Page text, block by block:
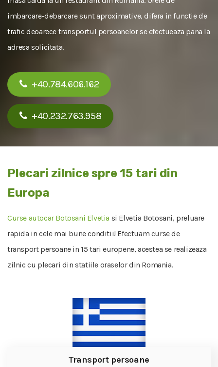
imbarcare-debarcare sunt aproximative, difera in functie de
trafic deoarece transportul persoanelor se efectueaza pana la
adresa solicitata.
+40.784.606.162
+40.232.763.958
Plecari zilnice spre 15 tari din
Europa
Curse autocar Botosani Elvetia si Elvetia Botosani, preluare
rapida in cele mai bune conditii! Efectuam curse de
transport persoane in 15 tari europene, acestea se realizeaza
zilnic cu plecari din statiile oraselor din Romania.
Transport persoane